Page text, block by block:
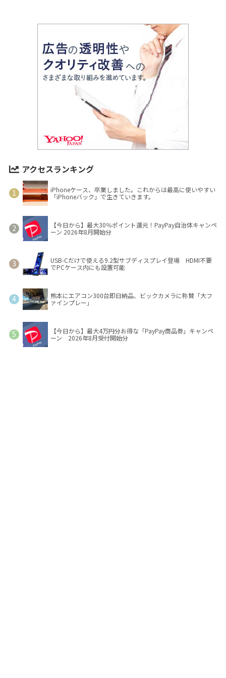
アクセスランキング
iPhoneケース、卒業しました。これからは最高に使いやすい
「iPhoneバック」で生きていきます。
【今日から】最大30％ポイント還元！PayPay自治体キャンペ
ーン 2026年8月開始分
USB-Cだけで使える9.2型サブディスプレイ登場 HDMI不要
でPCケース内にも設置可能
熊本にエアコン300台即日納品、ビックカメラに称賛「大フ
ァインプレー」
【今日から】最大4万円分お得な「PayPay商品券」キャンペ
ーン 2026年8月受付開始分